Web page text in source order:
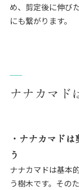
め、剪定後に伸び
にも繋がります。
ナナカマド
・ナナカマド
う
ナナカマドは基本
う樹木です。その